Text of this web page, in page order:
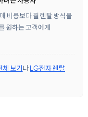
비용보다 월 렌탈 방식을
원하는 고객에게
체 보기나LG전자 렌탈